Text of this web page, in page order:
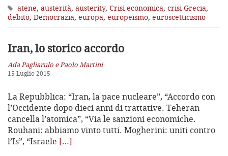
atene, austerità, austerity, Crisi economica, crisi Grecia,
debito, Democrazia, europa, europeismo, euroscetticismo
Iran, lo storico accordo
Ada Pagliarulo e Paolo Martini
15 Luglio 2015
La Repubblica: “Iran, la pace nucleare”, “Accordo con
l’Occidente dopo dieci anni di trattative. Teheran
cancella l’atomica”, “Via le sanzioni economiche.
Rouhani: abbiamo vinto tutti. Mogherini: uniti contro
l’Is”, “Israele […]